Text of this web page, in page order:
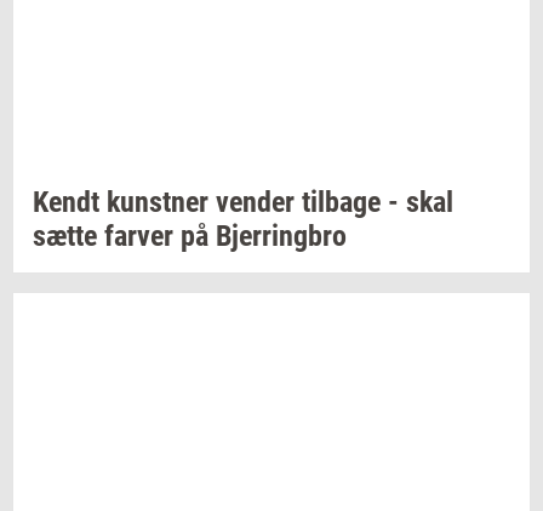
Kendt kunst­ner ven­der til­ba­ge - skal
sætte far­ver på Bjer­ring­bro